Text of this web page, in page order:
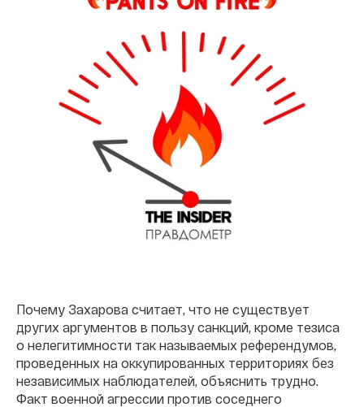
Почему Захарова считает, что не существует
других аргументов в пользу санкций, кроме тезиса
о нелегитимности так называемых референдумов,
проведенных на оккупированных территориях без
независимых наблюдателей, объяснить трудно.
Факт военной агрессии против соседнего